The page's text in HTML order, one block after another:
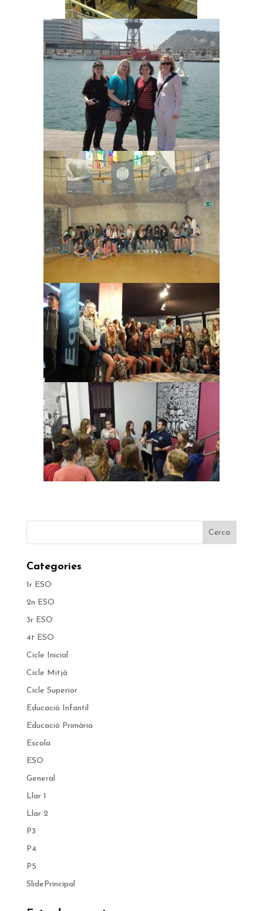
Categories
1r ESO
2n ESO
3r ESO
4t ESO
Cicle Inicial
Cicle Mitjà
Cicle Superior
Educació Infantil
Educació Primària
Escola
ESO
General
Llar 1
Llar 2
P3
P4
P5
SlidePrincipal